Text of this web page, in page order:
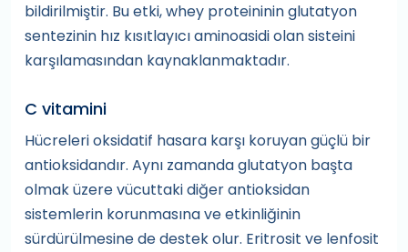
bildirilmiştir. Bu etki, whey proteininin glutatyon
sentezinin hız kısıtlayıcı aminoasidi olan sisteini
karşılamasından kaynaklanmaktadır.
C vitamini
Hücreleri oksidatif hasara karşı koruyan güçlü bir
antioksidandır. Aynı zamanda glutatyon başta
olmak üzere vücuttaki diğer antioksidan
sistemlerin korunmasına ve etkinliğinin
sürdürülmesine de destek olur. Eritrosit ve lenfosit